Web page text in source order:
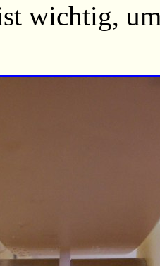
wichtig,